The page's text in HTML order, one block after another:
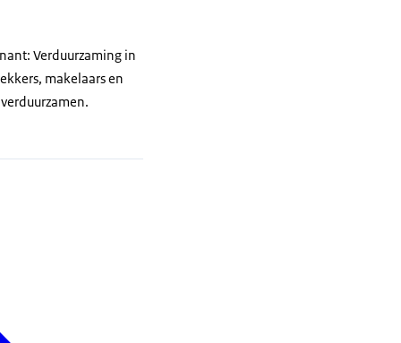
Verduurzaming in
makelaars en